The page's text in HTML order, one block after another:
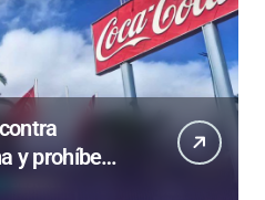
y prohíbe